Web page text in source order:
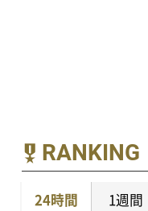
RANKING
24時間 1週間